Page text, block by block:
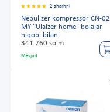
2 sharhni
Nebulizer kompressor CN-02
MY "Ulaizer home" bolalar
niqobi bilan
341 760 so'm
Mavjud